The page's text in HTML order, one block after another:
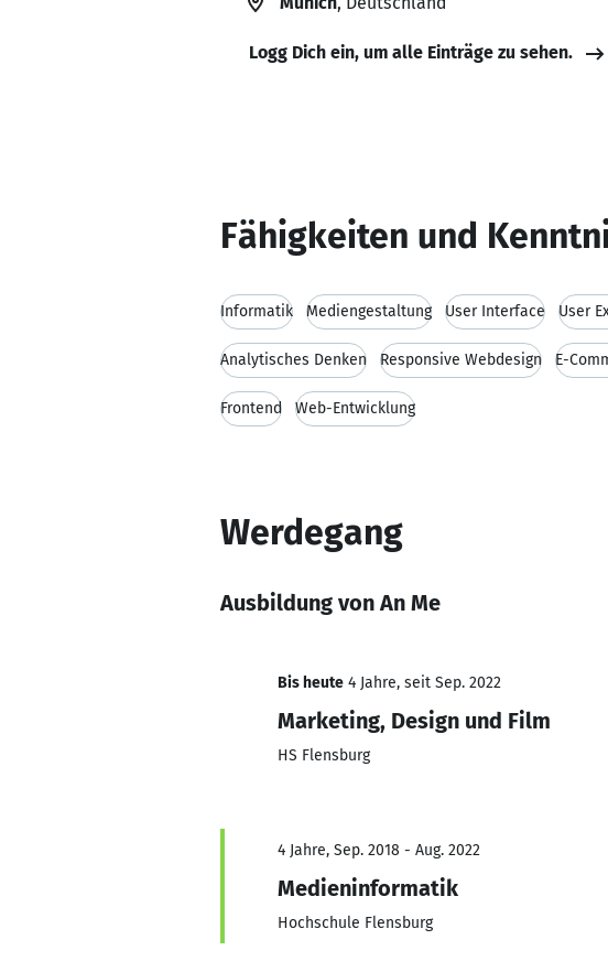
Logg Dich ein, um alle Einträge zu sehen.
Fähigkeiten und
Informatik Mediengestaltung User Interface User
Analytisches Denken Responsive Webdesign E-
Frontend Web-Entwicklung
Werdegang
Ausbildung von An Me
Bis heute 4 Jahre, seit Sep. 2022
Marketing, Design und Film
HS Flensburg
4 Jahre, Sep. 2018 - Aug. 2022
Medieninformatik
Hochschule Flensburg